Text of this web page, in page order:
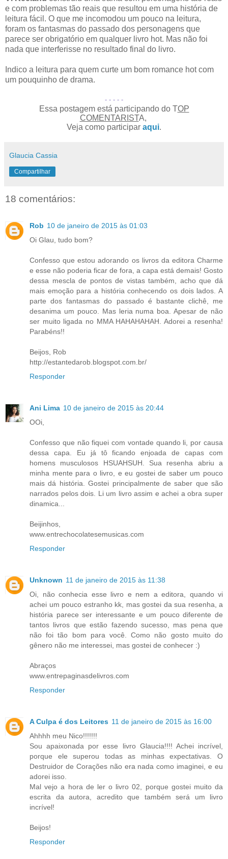
e com problemas tão reais que resultou em uma história de
leitura fácil. O que me incomodou um pouco na leitura,
foram os fantasmas do passado dos personagens que
parece ser obrigatório em qualquer livro hot. Mas não foi
nada que interferisse no resultado final do livro.
Indico a leitura para quem curte um bom romance hot com
um pouquinho de drama.
- - - - -
Essa postagem está participando do TOP
COMENTARISTA,
Veja como participar aqui.
Glaucia Cassia
Compartilhar
18 comentários:
Rob 10 de janeiro de 2015 às 01:03
Oi Glau, tudo bom?
Confesso que estou adorando os livros da editora Charme
e esse não poderia ficar de fora, a capa está demais! Gosto
dessa mescla de pontos de vistas também, acho que dá
mais emoção para a história conhecendo os dois lados. A
parte dos fantasmas do passado é bastante clichê, me
desanima um pouco. Mas leria numa boa. Apesar de não
ser muito ligada no MMA HAHAHAHAH. Adorei a resenha!
Parabéns!!
Beijos, Rob
http://estantedarob.blogspot.com.br/
Responder
Ani Lima 10 de janeiro de 2015 às 20:44
OOi,
Confesso que não fiquei com vontade quando li, por causa
dessa capa. Eu já tô ficando enjoada de capas com
homens musculosos HSUAHSUH. Sua resenha abriu a
minha mente para o livro, e eu gostei de saber um pouco
mais dá história. Gostei principalmente de saber que são
narrados pelos dois. Li um livro assim e achei a obra super
dinamica...
Beijinhos,
www.entrechocolatesemusicas.com
Responder
Unknown 11 de janeiro de 2015 às 11:38
Oi, não conhecia esse livro e nem a editora, quando vi
achei um pouco estranho kk, mas gostei da sua resenha, a
história parece ser interessante e um pouco diferente de
tantos livros que estão fazendo sucesso, mas pena que
não foi tão bom para você. Como não gosto muito do
gênero não me interessei, mas gostei de conhecer :)
Abraços
www.entrepaginasdelivros.com
Responder
A Culpa é dos Leitores 11 de janeiro de 2015 às 16:00
Ahhhh meu Nico!!!!!!!
Sou apaixonada por esse livro Glaucia!!!! Achei incrível,
porque ele superou todas as minhas expectativas. O
Destruidor de Corações não era nada como imaginei, e eu
adorei isso.
Mal vejo a hora de ler o livro 02, porque gostei muito da
escrita da autora, acredito que também será um livro
incrível!
Beijos!
Responder